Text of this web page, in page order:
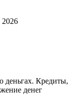
2026
деньгах. Кредиты,
денег